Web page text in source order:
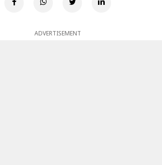
ADVERTISEMENT